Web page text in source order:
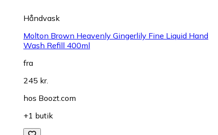
Håndvask
Molton Brown Heavenly Gingerlily Fine Liquid Hand
Wash Refill 400ml
fra
245 kr.
hos Boozt.com
+1 butik